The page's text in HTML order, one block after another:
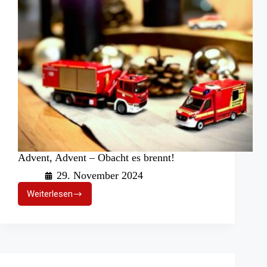
Advent, Advent – Obacht es brennt!
29. November 2024
Weiterlesen
Advent,
Advent